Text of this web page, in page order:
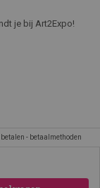
je bij Art2Expo!
- betaalmethoden